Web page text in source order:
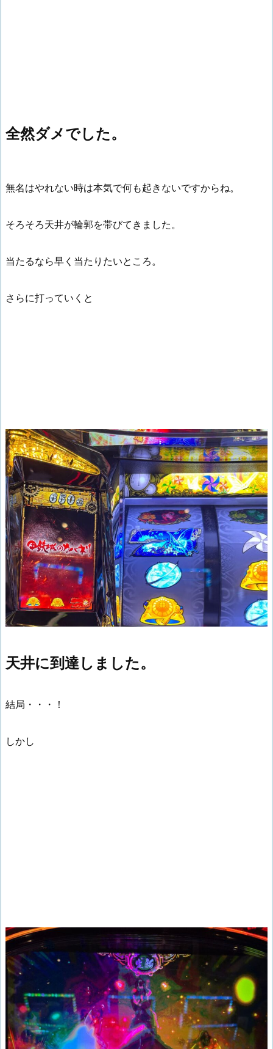
全然ダメでした。
無名はやれない時は本気で何も起きないですからね。
そろそろ天井が輪郭を帯びてきました。
当たるなら早く当たりたいところ。
さらに打っていくと
天井に到達しました。
結局・・・！
しかし